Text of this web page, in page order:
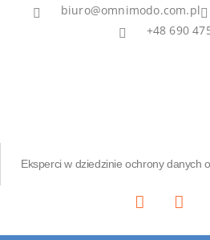
biuro@omnimodo.com.pl
+48 690
Eksperci w dziedzinie ochrony danych